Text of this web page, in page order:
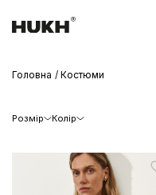
Головна Костюми
Розмір Колір